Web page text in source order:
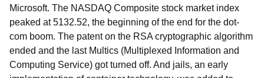
Microsoft. The NASDAQ Composite stock market index
peaked at 5132.52, the beginning of the end for the dot-
com boom. The patent on the RSA cryptographic algorithm
ended and the last Multics (Multiplexed Information and
Computing Service) got turned off. And jails, an early